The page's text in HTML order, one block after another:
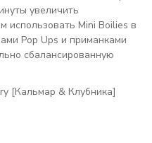
увеличить
использовать Mini Boilies в
Pop Ups и приманками
сбалансированную
[Кальмар & Клубникa]